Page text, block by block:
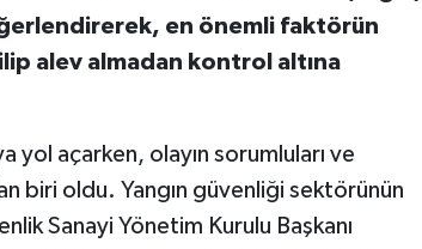
en önemli faktörün
alev almadan kontrol altına
yol açarken, olayın sorumluları ve
biri oldu. Yangın güvenliği sektörünün
Sanayi Yönetim Kurulu Başkanı